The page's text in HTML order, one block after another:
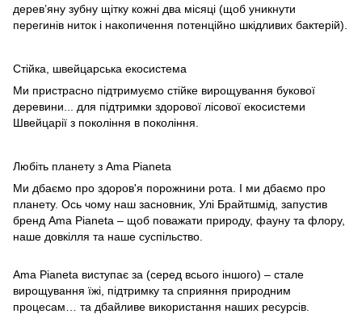
дерев’яну зубну щітку кожні два місяці (щоб уникнути
перегинів ниток і накопичення потенційно шкідливих бактерій).
Стійка, швейцарська екосистема
Ми пристрасно підтримуємо стійке вирощування букової
деревини... для підтримки здорової лісової екосистеми
Швейцарії з покоління в покоління.
Любіть планету з Ama Pianeta
Ми дбаємо про здоров'я порожнини рота. І ми дбаємо про
планету. Ось чому наш засновник, Улі Брайтшмід, запустив
бренд Ama Pianeta – щоб поважати природу, фауну та флору,
наше довкілля та наше суспільство.
Ama Pianeta виступає за (серед всього іншого) – стале
вирощування їжі, підтримку та сприяння природним
процесам… та дбайливе використання наших ресурсів.